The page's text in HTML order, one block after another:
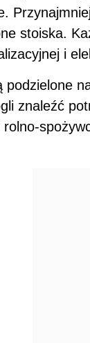
stoiska.
i
podzielone
znaleźć